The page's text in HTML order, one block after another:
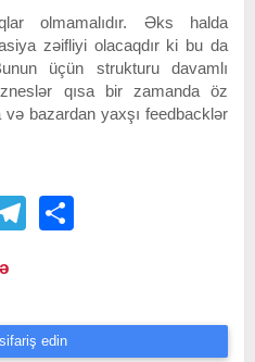
olmamalıdır. Əks halda
zəifliyi olacaqdır ki bu da
üçün strukturu davamlı
qısa bir zamanda öz
bazardan yaxşı feedbacklər
Telegram
edin